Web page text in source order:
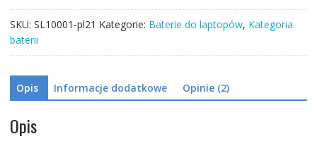
SKU: SL10001-pl21 Kategorie: Baterie do laptopów, Kategoria
baterii
Opis Informacje dodatkowe Opinie (2)
Opis